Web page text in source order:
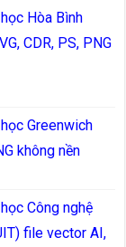
Hòa Bình
CDR, PS, PNG
Greenwich
không nền
Công nghệ
file vector AI,